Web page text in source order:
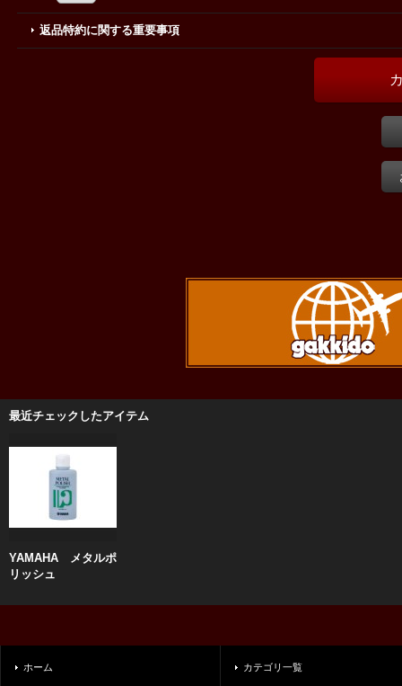
返品特約に関する重要事項
最近チェックしたアイテム
YAMAHA メタルポ
リッシュ
ホーム カテゴリ一覧